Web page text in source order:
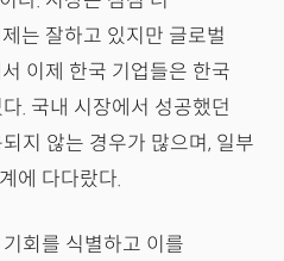
는 잘하고 있지만 글로벌
이제 한국 기업들은 한국
. 국내 시장에서 성공했던
지 않는 경우가 많으며, 일부
에 다다랐다.
회를 식별하고 이를